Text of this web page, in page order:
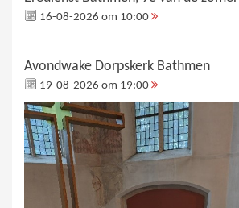
16-08-2026 om 10:00
Avondwake Dorpskerk Bathmen
19-08-2026 om 19:00